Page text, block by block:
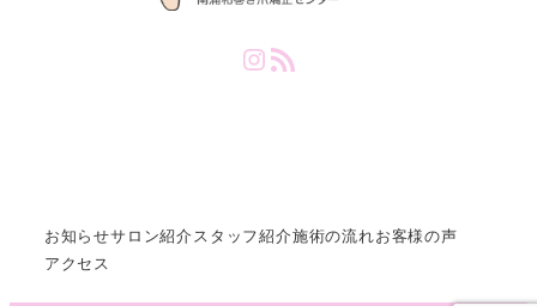
InstagramRSS Feed
お知らせサロン紹介スタッフ紹介施術の流れお客様の声
アクセス